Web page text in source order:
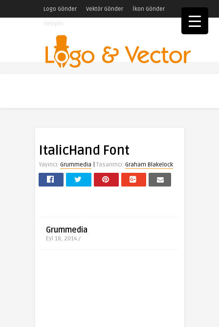
Logo Gönder Vektör Gönder
İkon Gönder
İletişim
ItalicHand Font
Yayıncı: Grummedia |Tasarımcı: Graham Blakelock
Grummedia
Eyl 18, 2014 /